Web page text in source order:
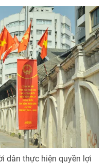
dân thực hiện quyền lợi